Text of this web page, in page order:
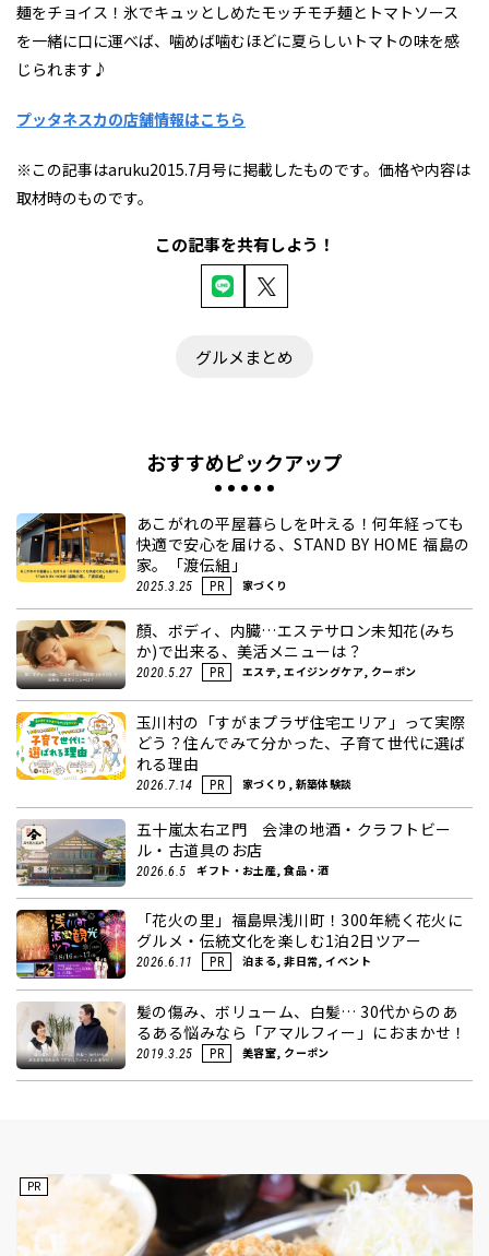
麺をチョイス！氷でキュッとしめたモッチモチ麺とトマトソース
を一緒に口に運べば、噛めば噛むほどに夏らしいトマトの味を感
じられます♪
プッタネスカの店舗情報はこちら
※この記事はaruku2015.7月号に掲載したものです。価格や内容は
取材時のものです。
この記事を共有しよう！
グルメまとめ
おすすめピックアップ
あこがれの平屋暮らしを叶える！何年経っても
快適で安心を届ける、STAND BY HOME 福島の
家。「渡伝組」
2025.3.25 PR 家づくり
顏、ボディ、内臓…エステサロン未知花(みち
か)で出来る、美活メニューは？
2020.5.27 PR エステ, エイジングケア, クーポン
玉川村の「すがまプラザ住宅エリア」って実際
どう？住んでみて分かった、子育て世代に選ば
れる理由
2026.7.14 PR 家づくり, 新築体験談
五十嵐太右ヱ門 会津の地酒・クラフトビー
ル・古道具のお店
2026.6.5 ギフト・お土産, 食品・酒
「花火の里」福島県浅川町！300年続く花火に
グルメ・伝統文化を楽しむ1泊2日ツアー
2026.6.11 PR 泊まる, 非日常, イベント
髪の傷み、ボリューム、白髪… 30代からのあ
るある悩みなら「アマルフィー」におまかせ！
2019.3.25 PR 美容室, クーポン
PR